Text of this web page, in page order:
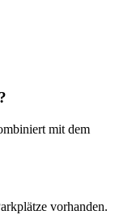
mit dem
vorhanden.